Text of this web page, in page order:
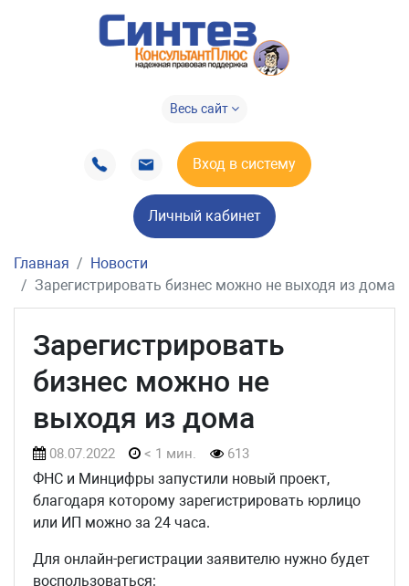
Весь сайт
Вход в систему
Личный кабинет
Главная
Новости
Зарегистрировать бизнес можно не выходя из дома
Зарегистрировать
бизнес можно не
выходя из дома
08.07.2022 < 1 мин. 613
ФНС и Минцифры запустили новый проект,
благодаря которому зарегистрировать юрлицо
или ИП можно за 24 часа.
Для онлайн-регистрации заявителю нужно будет
воспользоваться: